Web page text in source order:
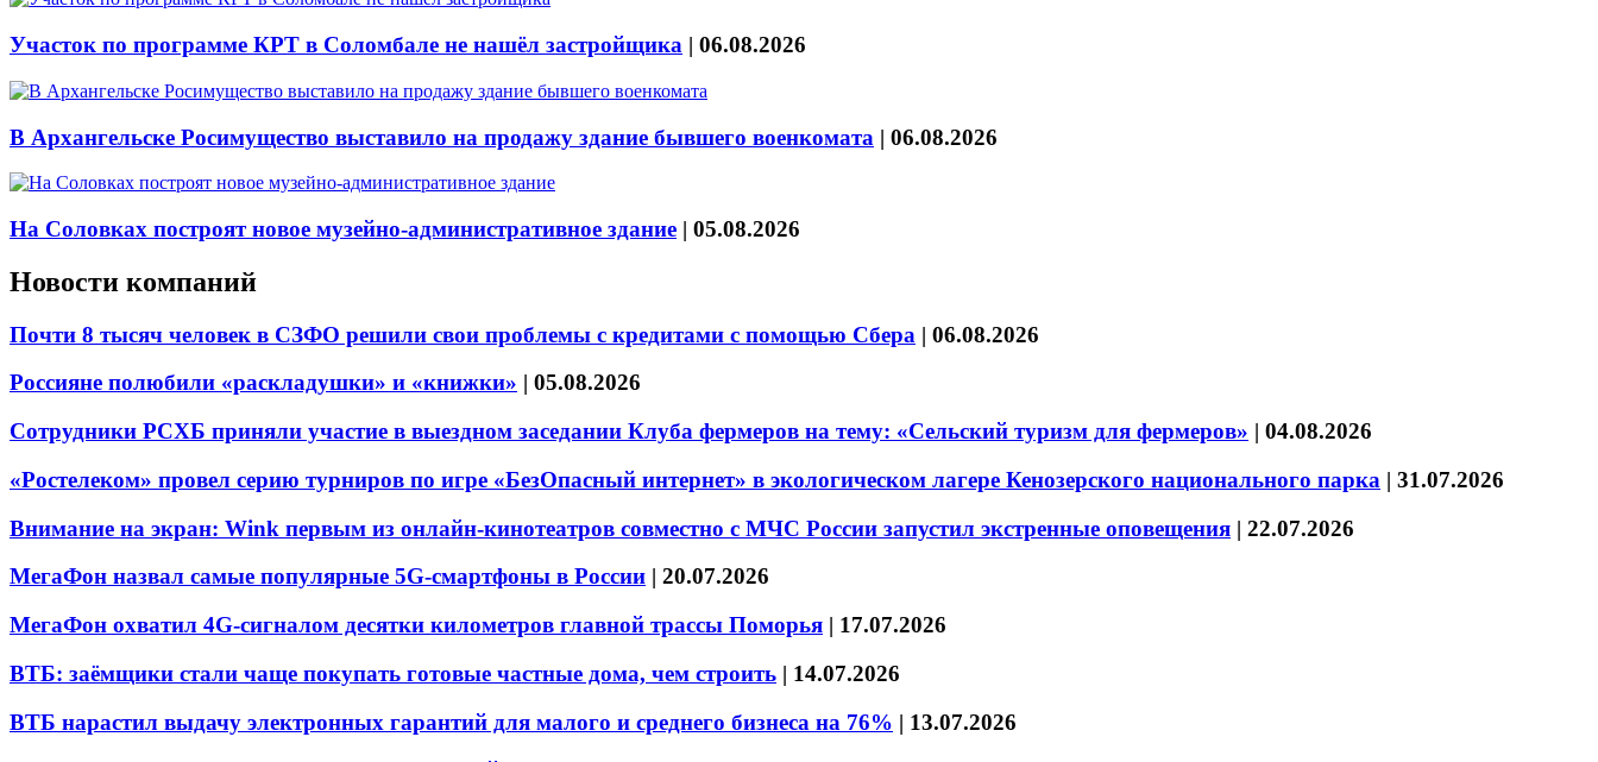
Участок по программе КРТ в Соломбале не нашёл застройщика | 06.08.2026
В Архангельске Росимущество выставило на продажу здание бывшего военкомата | 06.08.2026
На Соловках построят новое музейно-административное здание | 05.08.2026
Новости компаний
Почти 8 тысяч человек в СЗФО решили свои проблемы с кредитами с помощью Сбера | 06.08.2026
Россияне полюбили «раскладушки» и «книжки» | 05.08.2026
Сотрудники РСХБ приняли участие в выездном заседании Клуба фермеров на тему: «Сельский туризм для фермеров» | 04.08.2026
«Ростелеком» провел серию турниров по игре «БезОпасный интернет» в экологическом лагере Кенозерского национального парка | 31.07.2026
Внимание на экран: Wink первым из онлайн-кинотеатров совместно с МЧС России запустил экстренные оповещения | 22.07.2026
МегаФон назвал самые популярные 5G-смартфоны в России | 20.07.2026
МегаФон охватил 4G-сигналом десятки километров главной трассы Поморья | 17.07.2026
ВТБ: заёмщики стали чаще покупать готовые частные дома, чем строить | 14.07.2026
ВТБ нарастил выдачу электронных гарантий для малого и среднего бизнеса на 76% | 13.07.2026